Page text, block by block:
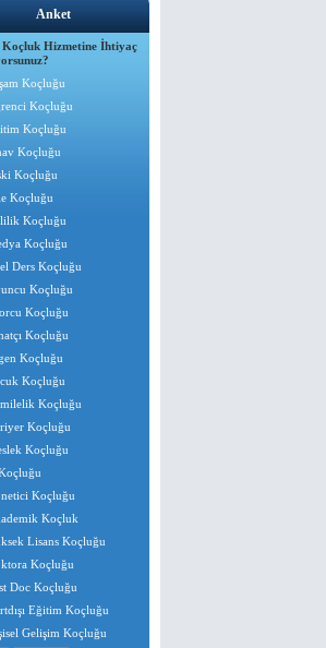
Anket
Hizmetine İhtiyaç
Koçluğu
Koçluğu
Koçluğu
Koçluğu
Koçluğu
Koçluğu
Koçluğu
Koçluğu
Ders Koçluğu
Koçluğu
Koçluğu
Koçluğu
Koçluğu
Koçluğu
Koçluğu
Koçluğu
Koçluğu
Koçluğu
Koçluk
Lisans Koçluğu
Koçluğu
Doc Koçluğu
Eğitim Koçluğu
Gelişim Koçluğu